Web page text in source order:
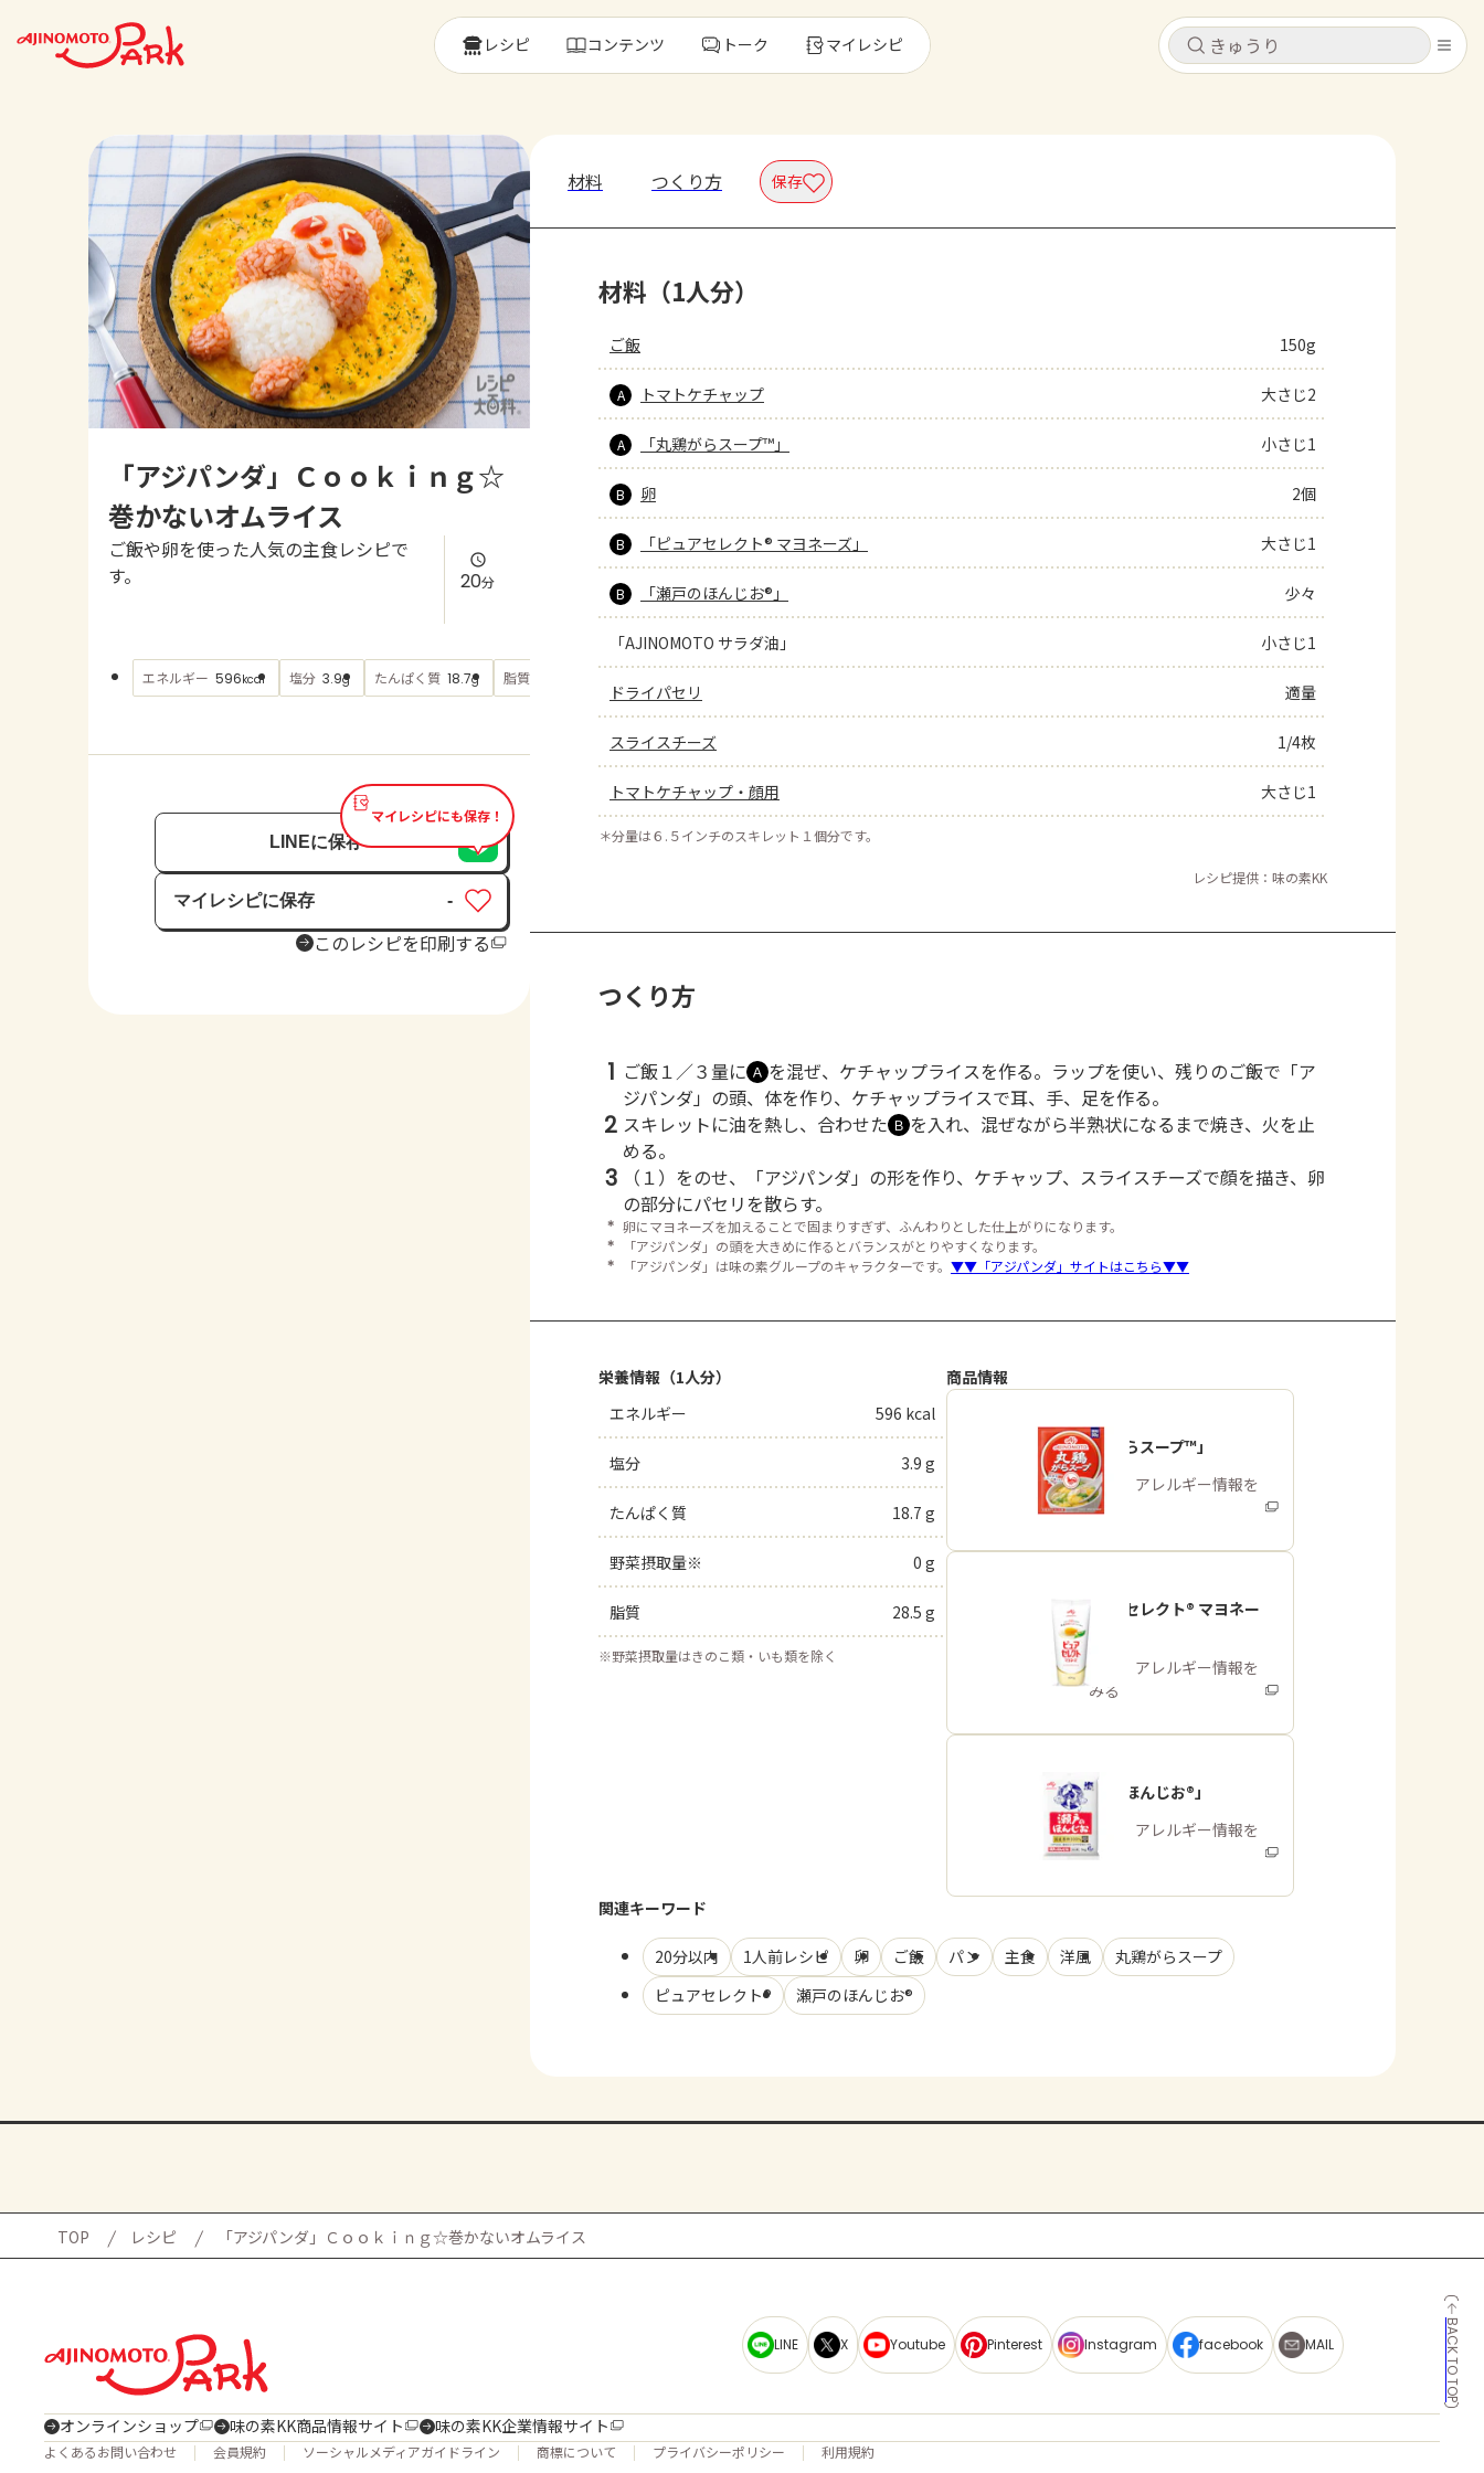
キャンセル
レシピ
トーク
よくあるお問い合わせ
AJINOMOTO PARK とは
キャンセル
レシピ コンテンツ トーク マイレシピ
「アジパンダ」Ｃｏｏｋｉｎｇ☆
巻かないオムライス
ご飯や卵を使った人気の主食レシピで
す。
20分
エネルギー 596kcal 塩分 3.9g たんぱく質 18.7g 脂質
マイレシピにも保存！
LINEに保存
マイレシピに保存
保存済み
-
このレシピを印刷する
材料 つくり方 保存
材料（1人分）
ご飯 150g
A トマトケチャップ 大さじ2
A 「丸鶏がらスープ™」 小さじ1
B 卵 2個
B 「ピュアセレクト® マヨネーズ」 大さじ1
B 「瀬戸のほんじお®」 少々
「AJINOMOTO サラダ油」 小さじ1
ドライパセリ 適量
スライスチーズ 1/4枚
トマトケチャップ・顔用 大さじ1
＊分量は６.５インチのスキレット１個分です。
レシピ提供：味の素KK
つくり方
1 ご飯１／３量に Ａ を混ぜ、ケチャップライスを作る。ラップを使い、残りのご飯で「ア
ジパンダ」の頭、体を作り、ケチャップライスで耳、手、足を作る。
2 スキレットに油を熱し、合わせた Ｂ を入れ、混ぜながら半熟状になるまで焼き、火を止
める。
3
（１）をのせ、「アジパンダ」の形を作り、ケチャップ、スライスチーズで顔を描き、卵
の部分にパセリを散らす。
＊ 卵にマヨネーズを加えることで固まりすぎず、ふんわりとした仕上がりになります。
＊
「アジパンダ」の頭を大きめに作るとバランスがとりやすくなります。
＊
「アジパンダ」は味の素グループのキャラクターです。 ▼▼「アジパンダ」サイトはこちら▼▼
栄養情報（1人分）
エネルギー
596 kcal
塩分 3.9 g
たんぱく質 18.7 g
野菜摂取量※ 0 g
脂質 28.5 g
※野菜摂取量はきのこ類・いも類を除く
商品情報
「丸鶏がらスープ™」
商品・アレルギー情報を
みる
「ピュアセレクト® マヨネー
ズ」
商品・アレルギー情報を
みる
「瀬戸のほんじお®」
商品・アレルギー情報を
みる
関連キーワード
20分以内 1人前レシピ 卵 ご飯 パン 主食 洋風
丸鶏がらスープ
ピュアセレクト®
瀬戸のほんじお®
TOP レシピ 「アジパンダ」Ｃｏｏｋｉｎｇ☆巻かないオムライス
BACK TO TOP
LINE X Youtube Pinterest Instagram facebook MAIL
オンラインショップ 味の素KK商品情報サイト 味の素KK企業情報サイト
よくあるお問い合わせ 会員規約 ソーシャルメディアガイドライン 商標について プライバシーポリシー 利用規約